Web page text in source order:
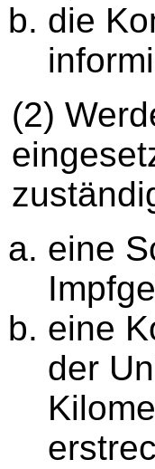
die
(2)
eine
eine
der